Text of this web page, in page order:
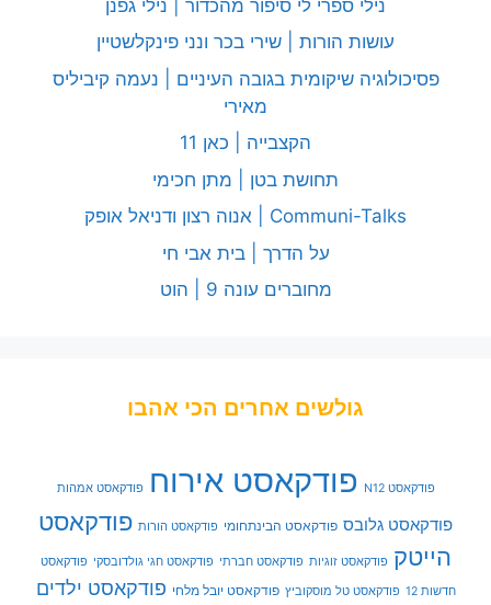
נילי ספרי לי סיפור מהכדור | נילי גפנן
עושות הורות | שירי בכר ונני פינקלשטיין
פסיכולוגיה שיקומית בגובה העיניים | נעמה קיביליס
מאירי
הקצבייה | כאן 11
תחושת בטן | מתן חכימי
Communi-Talks | אנוה רצון ודניאל אופק
על הדרך | בית אבי חי
מחוברים עונה 9 | הוט
גולשים אחרים הכי אהבו
פודקאסט N12 פודקאסט אירוח פודקאסט אמהות
פודקאסט גלובס פודקאסט הבינתחומי פודקאסט הורות פודקאסט
הייטק פודקאסט זוגיות פודקאסט חברתי פודקאסט חגי גולדובסקי פודקאסט
חדשות 12 פודקאסט טל מוסקוביץ פודקאסט יובל מלחי פודקאסט ילדים